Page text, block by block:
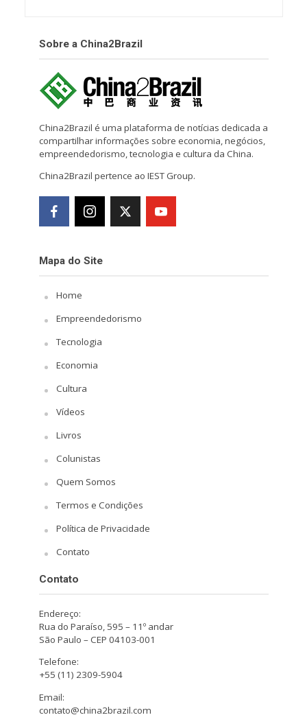
Sobre a China2Brazil
China2Brazil é uma plataforma de notícias dedicada a
compartilhar informações sobre economia, negócios,
empreendedorismo, tecnologia e cultura da China.
China2Brazil pertence ao IEST Group.
Mapa do Site
Home
Empreendedorismo
Tecnologia
Economia
Cultura
Vídeos
Livros
Colunistas
Quem Somos
Termos e Condições
Política de Privacidade
Contato
Contato
Endereço:
Rua do Paraíso, 595 – 11º andar
São Paulo – CEP 04103-001
Telefone:
+55 (11) 2309-5904
Email:
contato@china2brazil.com